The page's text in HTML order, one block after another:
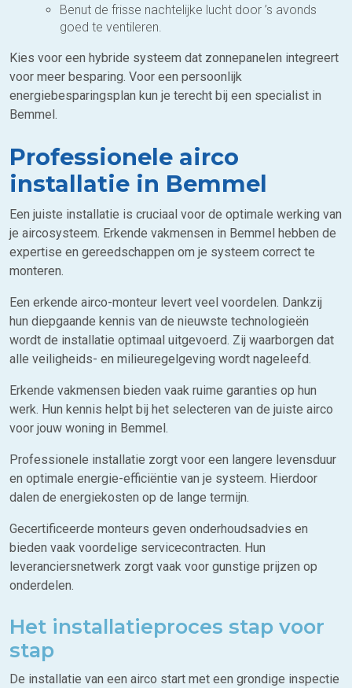
Benut de frisse nachtelijke lucht door ’s avonds
goed te ventileren.
Kies voor een hybride systeem dat zonnepanelen integreert
voor meer besparing. Voor een persoonlijk
energiebesparingsplan kun je terecht bij een specialist in
Bemmel.
Professionele airco
installatie in Bemmel
Een juiste installatie is cruciaal voor de optimale werking van
je aircosysteem. Erkende vakmensen in Bemmel hebben de
expertise en gereedschappen om je systeem correct te
monteren.
Een erkende airco-monteur levert veel voordelen. Dankzij
hun diepgaande kennis van de nieuwste technologieën
wordt de installatie optimaal uitgevoerd. Zij waarborgen dat
alle veiligheids- en milieuregelgeving wordt nageleefd.
Erkende vakmensen bieden vaak ruime garanties op hun
werk. Hun kennis helpt bij het selecteren van de juiste airco
voor jouw woning in Bemmel.
Professionele installatie zorgt voor een langere levensduur
en optimale energie-efficiëntie van je systeem. Hierdoor
dalen de energiekosten op de lange termijn.
Gecertificeerde monteurs geven onderhoudsadvies en
bieden vaak voordelige servicecontracten. Hun
leveranciersnetwerk zorgt vaak voor gunstige prijzen op
onderdelen.
Het installatieproces stap voor
stap
De installatie van een airco start met een grondige inspectie